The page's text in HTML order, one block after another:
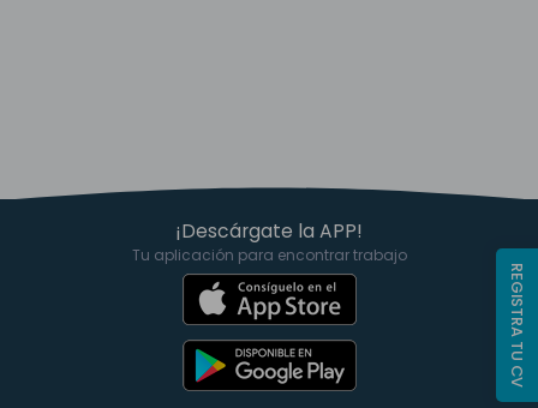
¡Descárgate la APP!
Tu aplicación para encontrar trabajo
REGISTRA TU CV